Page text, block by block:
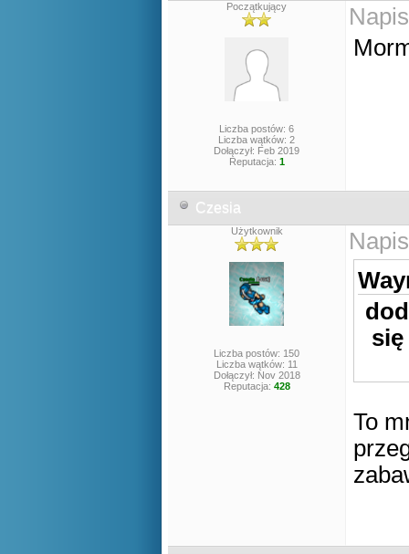
Początkujący
Liczba postów: 6
Liczba wątków: 2
Dołączył: Feb 2019
Reputacja: 1
Czesia
Użytkownik
Liczba postów: 150
Liczba wątków: 11
Dołączył: Nov 2018
Reputacja: 428
To